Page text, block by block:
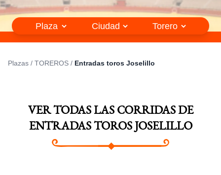
Plazas / TOREROS / Entradas toros Joselillo
VER TODAS LAS CORRIDAS DE
ENTRADAS TOROS JOSELILLO